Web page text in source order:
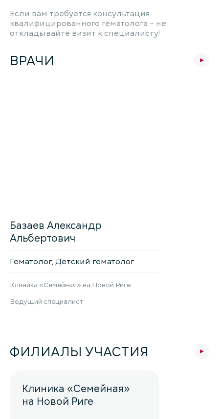
Если вам требуется консультация
квалифицированного гематолога – не
откладывайте визит к специалисту!
ВРАЧИ
Базаев Александр
Альбертович
Гематолог, Детский гематолог
Клиника «Семейная» на Новой Риге
Ведущий специалист
ФИЛИАЛЫ УЧАСТИЯ
Клиника «Семейная»
на Новой Риге